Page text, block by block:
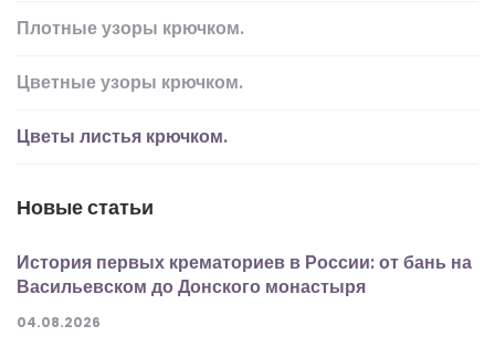
Плотные узоры крючком.
Цветные узоры крючком.
Цветы листья крючком.
Новые статьи
История первых крематориев в России: от бань на
Васильевском до Донского монастыря
04.08.2026